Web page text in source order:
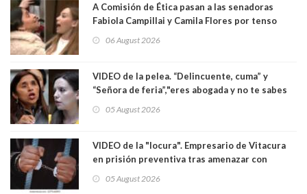
A Comisión de Ética pasan a las senadoras
Fabiola Campillai y Camila Flores por tenso
06 August 2026
VIDEO de la pelea. “Delincuente, cuma” y
“Señora de feria”,"eres abogada y no te sabes
senadoras Camila Flores y Fabiola Campillai en
05 August 2026
VIDEO de la "locura". Empresario de Vitacura
en prisión preventiva tras amenazar con
Los persiguió en potente camioneta
05 August 2026